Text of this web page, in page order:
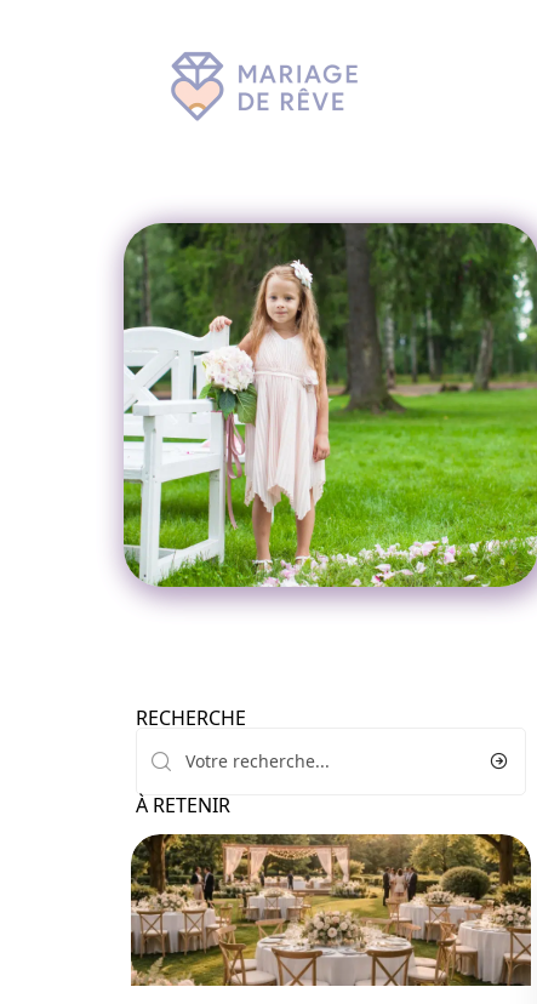
RECHERCHE
À RETENIR
Mariage